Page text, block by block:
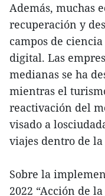
Además, muchas
recuperación y
campos de
digital. Las
medianas se ha
mientras el
reactivación del
visado a
viajes dentro de
Sobre la
2022 “Acción de